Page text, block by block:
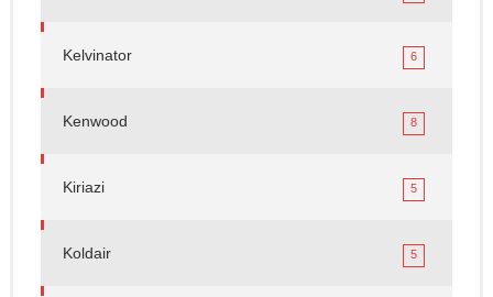
Kelvinator 6
Kenwood 8
Kiriazi 5
Koldair 5